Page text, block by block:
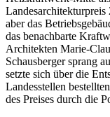
aber das
das benachbarte
Architekten Marie-
Schausberger sprang
setzte sich über die
Landesstellen
des Preises durch die